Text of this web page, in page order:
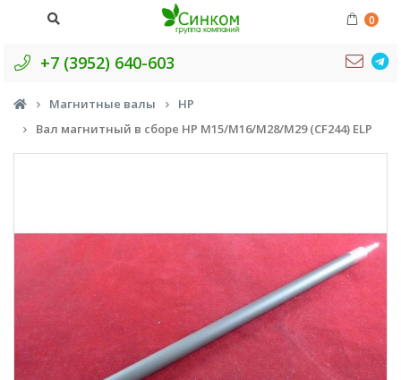
0
+7 (3952) 640-603
Магнитные валы
HP
Вал магнитный в сборе HP M15/M16/M28/M29 (CF244) ELP